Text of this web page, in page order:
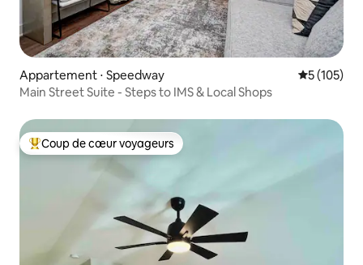
Appartement ⋅ Speedway Évaluation
5 (105)
Main Street Suite - Steps to IMS & Local Shops
Coups de cœur voyageurs les plus appréciés
Coup de cœur voyageurs